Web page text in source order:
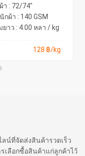
า : 72/74"
กผ้า : 140 GSM
ยาว : 4.00 หลา / kg
128 ฿/kg
น์ที่จัดส่งสินค้ารวดเร็ว
เลือกซื้อสินค้าแก่ลูกค้าไว้